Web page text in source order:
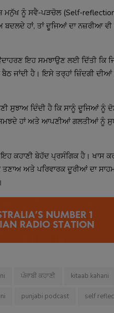
ਮਨੁੱਖ ਨੂੰ ਸਵੈ-ਪੜਚੋਲ (Self-
ਹਾਂ, ਤਾਂ ਦੂਜਿਆਂ ਦਾ ਨਜ਼ਰੀਆ
ਇਹ ਸਮਝਾਉਣ ਲਈ ਦਿੱਤੀ ਕਿ
ਜਾਂਦੀ ਹੈ। ਇਸੇ ਤਰ੍ਹਾਂ ਜ਼ਿੰਦਗੀ ਦੀਆਂ
ਸੁਝਾਅ ਦਿੰਦੀ ਹੈ ਕਿ ਸਾਨੂੰ ਦੂਜਿਆਂ ਨੂੰ
ਹਾਂ ਅਤੇ ਆਪਣੀਆਂ ਗਲਤੀਆਂ ਨੂੰ
ਇਹ ਕਹਾਣੀ ਬੇਹੱਦ ਪ੍ਰਸੰਗਿਕ ਹੈ। ਖਾਸ
ਅਤੇ ਪਰਿਵਾਰਕ ਦੂਰੀਆਂ ਦਾ
ਪੰਜਾਬੀ ਕਹਾਣੀ kitaab kahani
punjabi podcast self